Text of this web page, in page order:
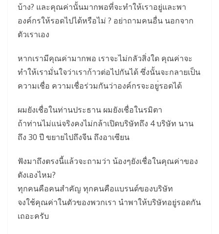
บ้าง? และคุณค่านั้นมากพอที่จะทำให้เราอยู่และพา
องค์กรให้รอดไปได้หรือไม่ ? อย่าถามคนอื่น นอกจาก
ตัวเราเอง
หากเรามีคุณค่ามากพอ เราจะไม่กลัวสิ่งใด คุณค่าจะ
ทำให้เรามั่นใจว่าเราก้าวต่อไปกันได้ ซึ่งนั้นจะกลายเป็น
ความเชื่อ ความเชื่อร่วมกันว่าองค์กรจะอยู่รอดได้
ผมยังเชื่อในท่านประธาน ผมยังเชื่อในรมิตา
ถ้าท่านไม่แน่จริงคงไม่กล้าเปิดบริษัทถึง 4 บริษัท นาน
ถึง 30 ปี ขยายไปถึงจีน ถึงอาเซียน
ฟังมาถึงตรงนี้แล้วจะถามว่า น้องๆยังเชื่อในคุณค่าของ
ตังเองไหม?
ทุกคนคือคนสำคัญ ทุกคนคือแบรนด์ของบริษัท
จงใช้คุณค่าในตัวของพวกเรา นำพาให้บริษัทอยู่รอดกัน
เถอะครับ